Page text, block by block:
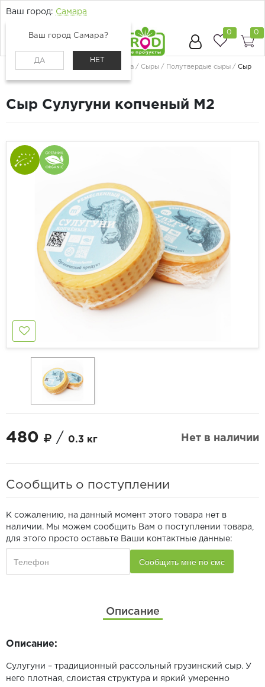
Ваш город: Самара
Ваш город Самара?
ДА НЕТ
0 0
Молоко, сыр, яйца Сыры Полутвердые сыры
Сыр
Сыр Сулугуни копченый М2
480 / 0.3 кг Нет в наличии
Сообщить о поступлении
К сожалению, на данный момент этого товара нет в
наличии. Мы можем сообщить Вам о поступлении товара,
для этого просто оставьте Ваши контактные данные:
Описание
Описание:
Сулугуни – традиционный рассольный грузинский сыр. У
него плотная, слоистая структура и яркий умеренно